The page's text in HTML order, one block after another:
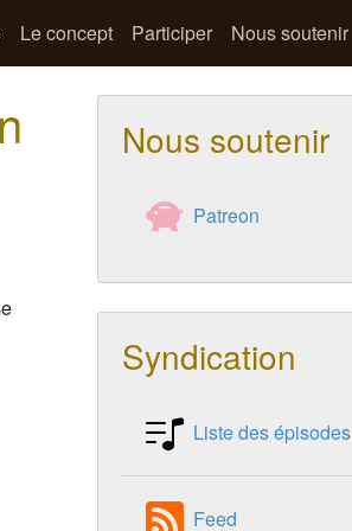
Le concept Participer Nous soutenir
Nous soutenir
Patreon
Syndication
Liste des épisodes
Feed